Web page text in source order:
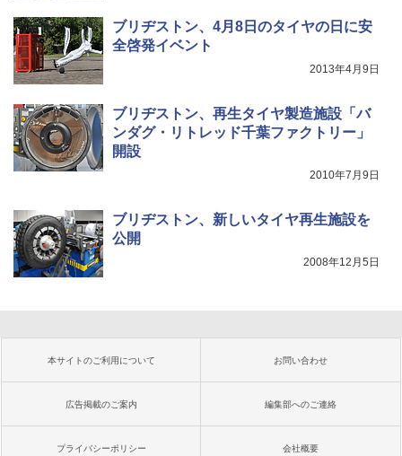
ブリヂストン、4月8日のタイヤの日に安
全啓発イベント
2013年4月9日
ブリヂストン、再生タイヤ製造施設「バ
ンダグ・リトレッド千葉ファクトリー」
開設
2010年7月9日
ブリヂストン、新しいタイヤ再生施設を
公開
2008年12月5日
本サイトのご利用について お問い合わせ
広告掲載のご案内 編集部へのご連絡
プライバシーポリシー 会社概要